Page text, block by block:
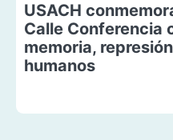
USACH
Calle Conferencia
memoria,
humanos